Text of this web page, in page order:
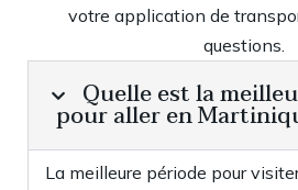
votre application de
questions.
Quelle est la
pour aller en
La meilleure période pour